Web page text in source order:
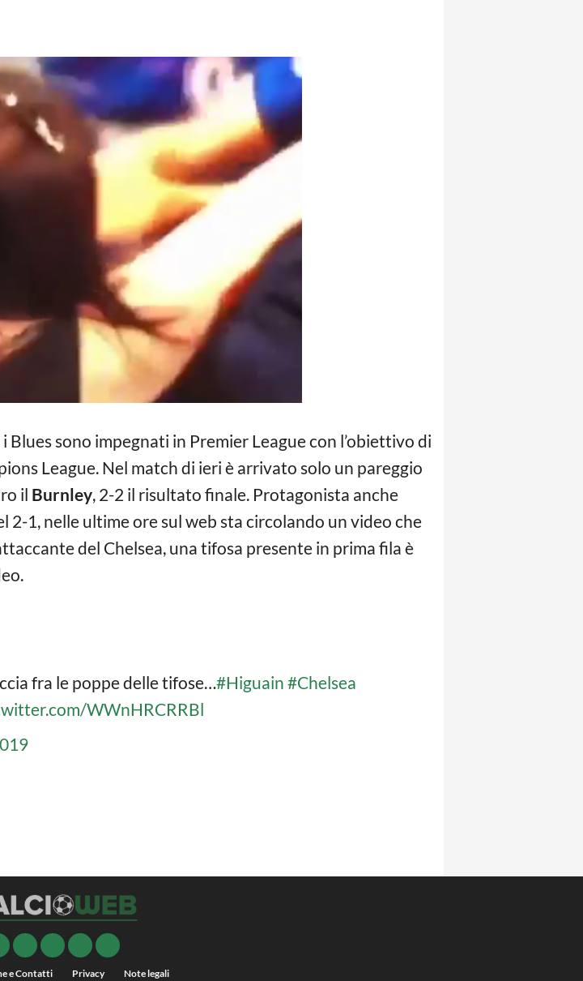
i Blues sono impegnati in Premier League con l’obiettivo di
League. Nel match di ieri è arrivato solo un pareggio
il Burnley, 2-2 il risultato finale. Protagonista anche
1, nelle ultime ore sul web sta circolando un video che
del Chelsea, una tifosa presente in prima fila è
fra le poppe delle tifose…#Higuain #Chelsea
WWnHRCRRBl
e Contatti Privacy Note legali